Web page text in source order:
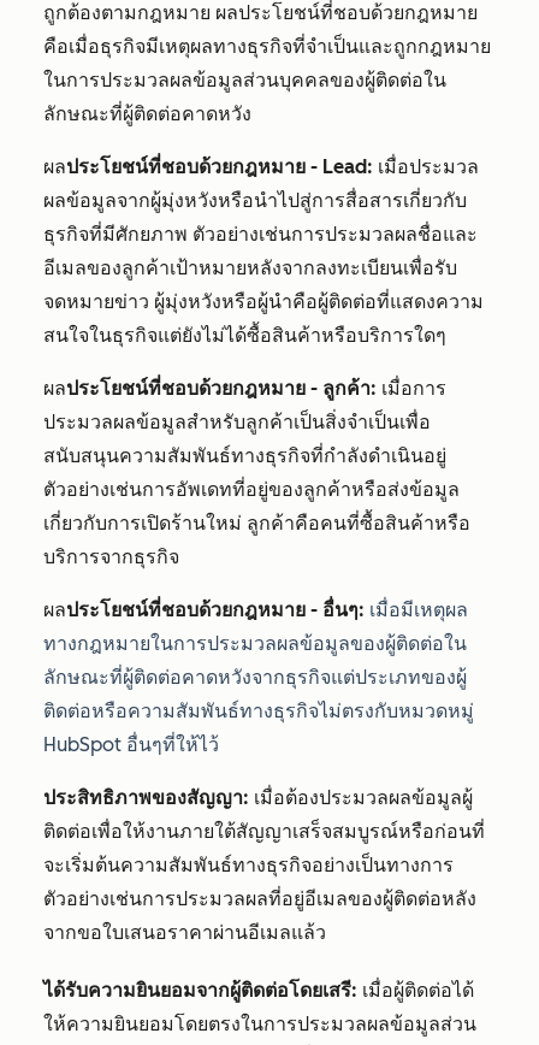
ถูกต้องตามกฎหมาย ผลประโยชน์ที่ชอบด้วยกฎหมาย
คือเมื่อธุรกิจมีเหตุผลทางธุรกิจที่จำเป็นและถูกกฎหมาย
ในการประมวลผลข้อมูลส่วนบุคคลของผู้ติดต่อใน
ลักษณะที่ผู้ติดต่อคาดหวัง
ผลประโยชน์ที่ชอบด้วยกฎหมาย - Lead: เมื่อประมวล
ผลข้อมูลจากผู้มุ่งหวังหรือนำไปสู่การสื่อสารเกี่ยวกับ
ธุรกิจที่มีศักยภาพ ตัวอย่างเช่นการประมวลผลชื่อและ
อีเมลของลูกค้าเป้าหมายหลังจากลงทะเบียนเพื่อรับ
จดหมายข่าว ผู้มุ่งหวังหรือผู้นำคือผู้ติดต่อที่แสดงความ
สนใจในธุรกิจแต่ยังไม่ได้ซื้อสินค้าหรือบริการใดๆ
ผลประโยชน์ที่ชอบด้วยกฎหมาย - ลูกค้า: เมื่อการ
ประมวลผลข้อมูลสำหรับลูกค้าเป็นสิ่งจำเป็นเพื่อ
สนับสนุนความสัมพันธ์ทางธุรกิจที่กำลังดำเนินอยู่
ตัวอย่างเช่นการอัพเดทที่อยู่ของลูกค้าหรือส่งข้อมูล
เกี่ยวกับการเปิดร้านใหม่ ลูกค้าคือคนที่ซื้อสินค้าหรือ
บริการจากธุรกิจ
ผลประโยชน์ที่ชอบด้วยกฎหมาย - อื่นๆ: เมื่อมีเหตุผล
ทางกฎหมายในการประมวลผลข้อมูลของผู้ติดต่อใน
ลักษณะที่ผู้ติดต่อคาดหวังจากธุรกิจแต่ประเภทของผู้
ติดต่อหรือความสัมพันธ์ทางธุรกิจไม่ตรงกับหมวดหมู่
HubSpot อื่นๆที่ให้ไว้
ประสิทธิภาพของสัญญา: เมื่อต้องประมวลผลข้อมูลผู้
ติดต่อเพื่อให้งานภายใต้สัญญาเสร็จสมบูรณ์หรือก่อนที่
จะเริ่มต้นความสัมพันธ์ทางธุรกิจอย่างเป็นทางการ
ตัวอย่างเช่นการประมวลผลที่อยู่อีเมลของผู้ติดต่อหลัง
จากขอใบเสนอราคาผ่านอีเมลแล้ว
ได้รับความยินยอมจากผู้ติดต่อโดยเสรี: เมื่อผู้ติดต่อได้
ให้ความยินยอมโดยตรงในการประมวลผลข้อมูลส่วน